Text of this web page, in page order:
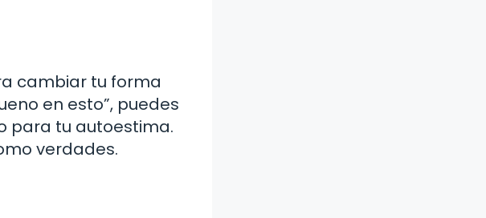
cambiar tu forma
en esto”, puedes
para tu autoestima.
verdades.